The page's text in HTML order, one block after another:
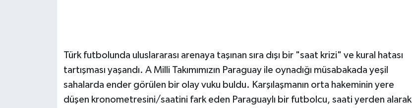
Türk futbolunda uluslararası arenaya taşınan sıra dışı bir "saat krizi" ve kural hatası
tartışması yaşandı. A Milli Takımımızın Paraguay ile oynadığı müsabakada yeşil
sahalarda ender görülen bir olay vuku buldu. Karşılaşmanın orta hakeminin yere
düşen kronometresini/saatini fark eden Paraguaylı bir futbolcu, saati yerden alarak